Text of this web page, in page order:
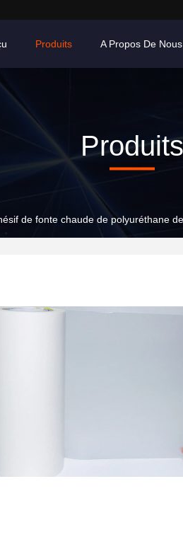
Produits A Propos De Nous
Produits
de fonte chaude de polyuréthane